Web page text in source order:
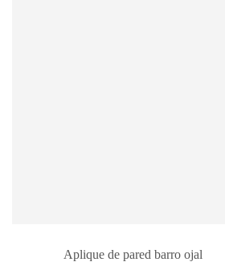
Aplique de pared barro ojal